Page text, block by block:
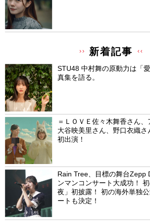
新着記事
STU48 中村舞の原動力は「
真集を語る。
＝ＬＯＶＥ佐々木舞香さん、
大谷映美里さん、野口衣織
初出演！
Rain Tree、目標の舞台Zepp
ンマンコンサート大成功！
夜」初披露！ 初の海外単独
ートも決定！